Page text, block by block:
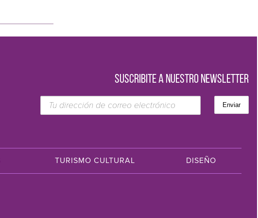
SUSCRIBITE A NUESTRO NEWSLETTER
TURISMO CULTURAL DISEÑO